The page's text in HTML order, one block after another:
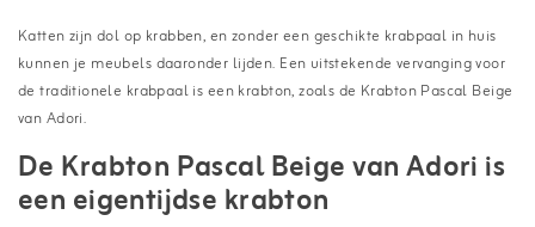
Katten zijn dol op krabben, en zonder een geschikte krabpaal in huis
kunnen je meubels daaronder lijden. Een uitstekende vervanging voor
de traditionele krabpaal is een krabton, zoals de Krabton Pascal Beige
van Adori.
De Krabton Pascal Beige van Adori is
een eigentijdse krabton